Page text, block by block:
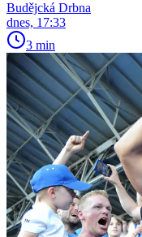
Budějcká Drbna
dnes, 17:33
3 min